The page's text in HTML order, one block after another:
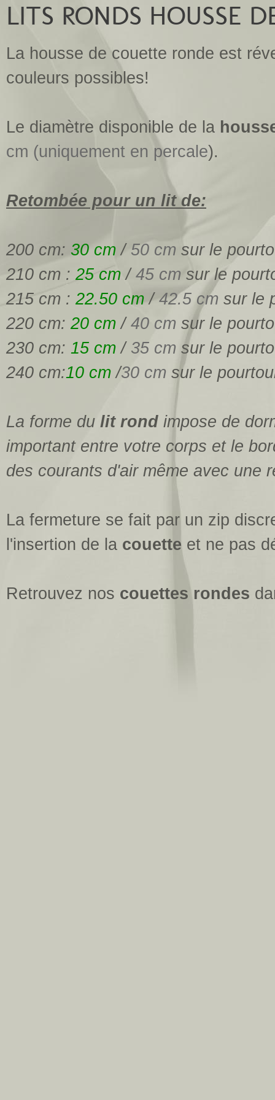
LITS RONDS HOUSSE
La housse de couette ronde est
couleurs possibles!
Le diamètre disponible de la
cm (uniquement en percale).
Retombée pour un lit de:
200 cm: 30 cm / 50 cm sur le
210 cm : 25 cm / 45 cm sur le
215 cm : 22.50 cm /42.5 cm sur le
220 cm: 20 cm / 40 cm sur le
230 cm: 15 cm / 35 cm sur le
240 cm:10 cm /30 cm sur le
La forme du lit rond impose de
important entre votre corps et le
des courants d'air même avec une
La fermeture se fait par un zip
l'insertion de la couette et ne pas
Retrouvez nos couettes rondes